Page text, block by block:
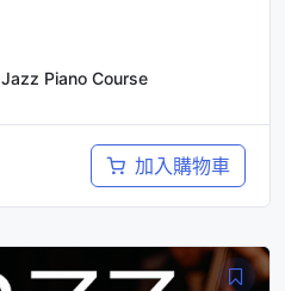
Jazz Piano Course
加入購物車